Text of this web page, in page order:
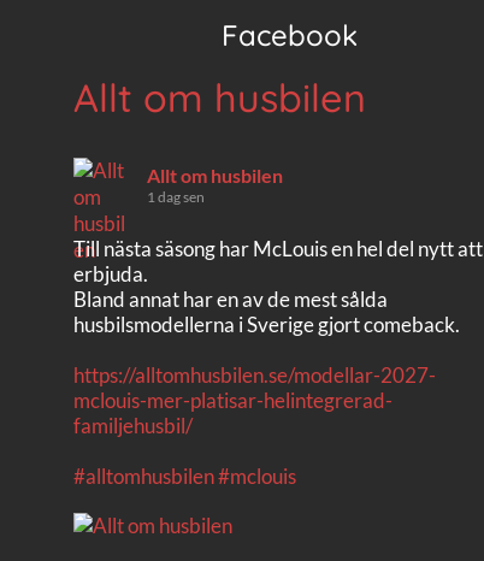
Facebook
Allt om husbilen
Allt om husbilen
1 dag sen
Till nästa säsong har McLouis en hel del nytt att
erbjuda.
Bland annat har en av de mest sålda
husbilsmodellerna i Sverige gjort comeback.
https://alltomhusbilen.se/modellar-2027-
mclouis-mer-platisar-helintegrerad-
familjehusbil/
#alltomhusbilen#mclouis